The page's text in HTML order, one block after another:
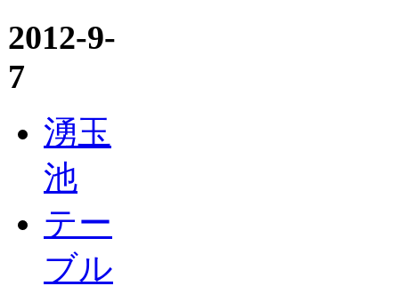
2012-9-
7
湧玉
池
テー
ブル